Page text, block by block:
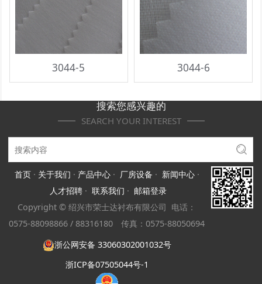
3044-5 3044-6
搜索您感兴趣的
SEARCH YOUR INTEREST
首页· 关于我们 · 产品中心· 厂房设备 · 新闻中心·
人才招聘· 联系我们 · 邮箱登录
Copyright © 绍兴市荣士达衬布有限公司 电话 ：
0575-88098866 /88316180
传真：0575-88050694
浙公网安备 33060302001032号
浙ICP备07505044号-1